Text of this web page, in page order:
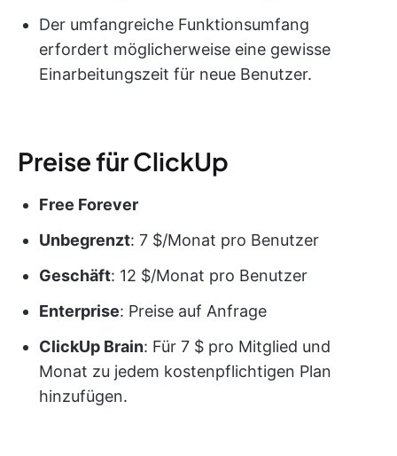
Der umfangreiche Funktionsumfang
erfordert möglicherweise eine gewisse
Einarbeitungszeit für neue Benutzer.
Preise für ClickUp
Free Forever
Unbegrenzt: 7 $/Monat pro Benutzer
Geschäft: 12 $/Monat pro Benutzer
Enterprise: Preise auf Anfrage
ClickUp Brain: Für 7 $ pro Mitglied und
Monat zu jedem kostenpflichtigen Plan
hinzufügen.